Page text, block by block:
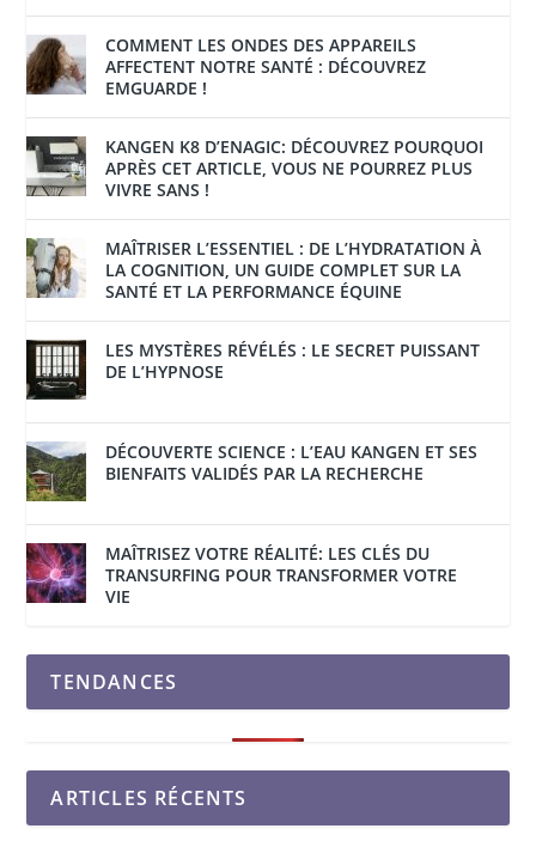
COMMENT LES ONDES DES APPAREILS
AFFECTENT NOTRE SANTÉ : DÉCOUVREZ
EMGUARDE !
KANGEN K8 D’ENAGIC: DÉCOUVREZ POURQUOI
APRÈS CET ARTICLE, VOUS NE POURREZ PLUS
VIVRE SANS !
MAÎTRISER L’ESSENTIEL : DE L’HYDRATATION À
LA COGNITION, UN GUIDE COMPLET SUR LA
SANTÉ ET LA PERFORMANCE ÉQUINE
LES MYSTÈRES RÉVÉLÉS : LE SECRET PUISSANT
DE L’HYPNOSE
DÉCOUVERTE SCIENCE : L’EAU KANGEN ET SES
BIENFAITS VALIDÉS PAR LA RECHERCHE
MAÎTRISEZ VOTRE RÉALITÉ: LES CLÉS DU
TRANSURFING POUR TRANSFORMER VOTRE
VIE
TENDANCES
ARTICLES RÉCENTS